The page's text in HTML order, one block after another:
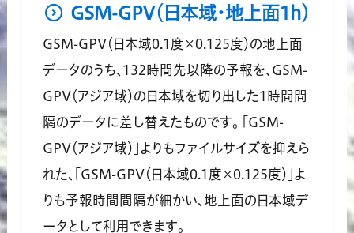
GSM-GPV（日本域・地上面1h）
GSM-GPV（日本域0.1度×0.125度）の地上面
データのうち、132時間先以降の予報を、GSM-
GPV（アジア域）の日本域を切り出した1時間間
隔のデータに差し替えたものです。 「GSM-
GPV（アジア域）」よりもファイルサイズを抑えら
れた、「GSM-GPV（日本域0.1度×0.125度）」よ
りも予報時間間隔が細かい、地上面の日本域デ
ータとして利用できます。